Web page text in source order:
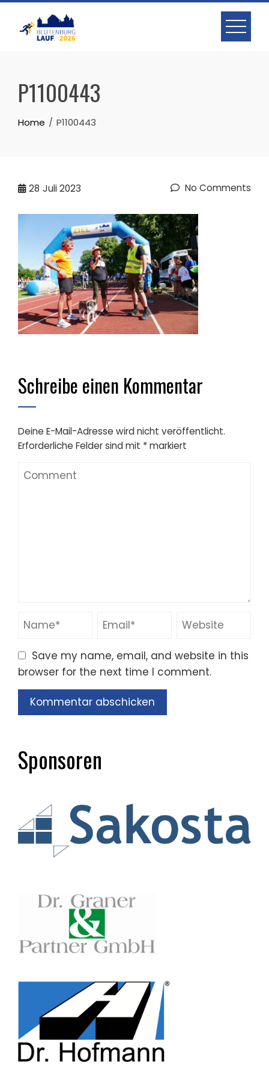
Skip
content
P1100443
Home P1100443
28 Juli 2023 No Comments
Schreibe einen Kommentar
Deine E-Mail-Adresse wird nicht veröffentlicht.
Erforderliche Felder sind mit *markiert
Save my name, email, and website in this
browser for the next time I comment.
Sponsoren